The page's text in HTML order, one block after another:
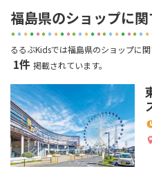
福島県のショップに
るるぶKidsでは福島県のショップに
1件 掲載されています。